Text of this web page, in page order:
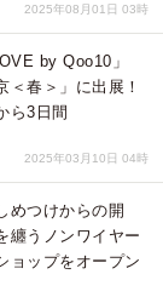
2025年08月01日 03時
by Qoo10」
＜春＞」に出展！
ら3日間
2025年03月10日 04時
めつけからの開
纏うノンワイヤー
ョップをオープン